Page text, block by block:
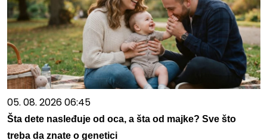
05. 08. 2026 06:45
Šta dete nasleđuje od oca, a šta od majke? Sve što
treba da znate o genetici